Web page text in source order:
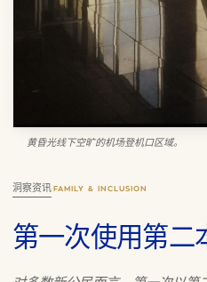
洞察资讯· FAMILY & INCLUSION
第一次使用第二
黄昏光线下空旷的机场登机口区域。